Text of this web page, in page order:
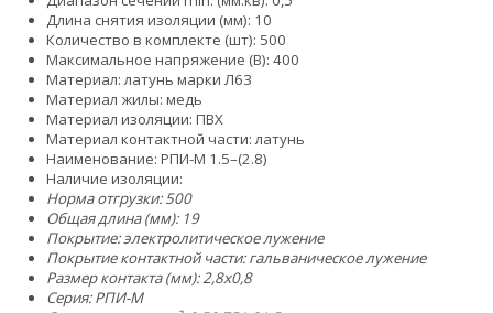
Длина снятия изоляции (мм): 10
Количество в комплекте (шт): 500
Максимальное напряжение (В): 400
Материал: латунь марки Л63
Материал жилы: медь
Материал изоляции: ПВХ
Материал контактной части: латунь
Наименование: РПИ-М 1.5–(2.8)
Наличие изоляции:
Норма отгрузки: 500
Общая длина (мм): 19
Покрытие: электролитическое лужение
Покрытие контактной части: гальваническое лужение
Размер контакта (мм): 2,8x0,8
Серия: РПИ-М